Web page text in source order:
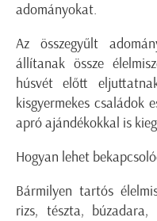
adományokat.
Az összegyűlt
állítanak össze
húsvét előtt
kisgyermekes családok
apró ajándékokkal is
Hogyan lehet
Bármilyen tartós
rizs, tészta, búzadara,